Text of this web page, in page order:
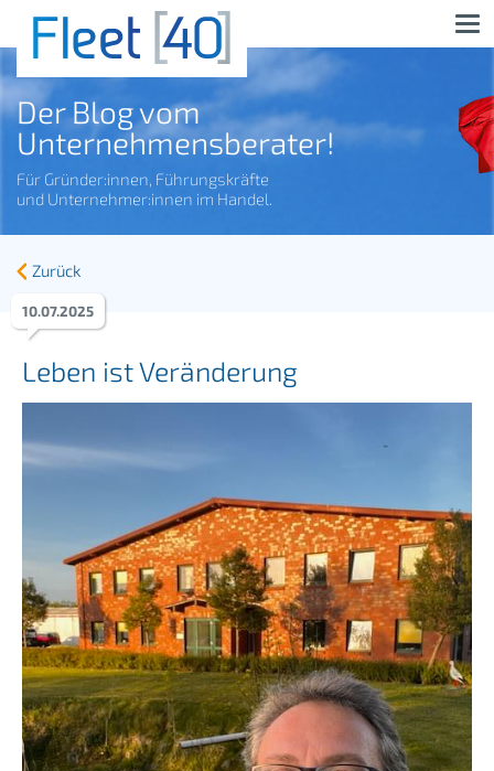
Der Blog vom
Unternehmensberater!
Für Gründer:innen, Führungskräfte
und Unternehmer:innen im Handel.
Zurück
Leben ist Veränderung
10.07.2025